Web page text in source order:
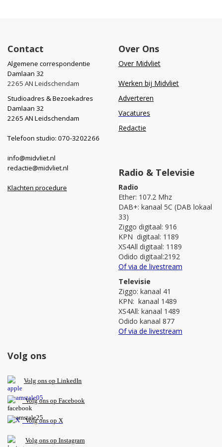
Contact
Algemene correspondentie
Damlaan 32
2265 AN Leidschendam
Studioadres & Bezoekadres
Damlaan 32
2265 AN Leidschendam
Telefoon studio: 070-3202266
info@midvliet.nl
redactie@midvliet.nl
Klachten procedure
Over Ons
Over Midvliet
Werken bij Midvliet
Adverteren
Vacatures
Redactie
Radio & Televisie
Radio
Ether: 107.2 Mhz
DAB+: kanaal 5C (DAB lokaal
33)
Ziggo digitaal: 916
KPN digitaal: 1189
XS4All digitaal: 1189
Odido digitaal:2192
Of via de livestream
Televisie
Ziggo: kanaal 41
KPN: kanaal 1489
XS4All: kanaal 1489
Odido kanaal 877
Of via de livestream
Volg ons
Volg ons op LinkedIn
Volg ons op Facebook
Volg ons op X
Volg ons op Instagram